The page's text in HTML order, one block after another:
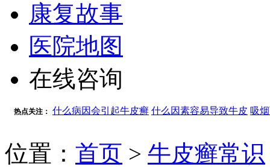
康复故事
医院地图
在线咨询
热点关注： 什么病因会引起牛皮癣 什么因素容易导致牛皮 吸
位置： 首页 > 牛皮癣常识